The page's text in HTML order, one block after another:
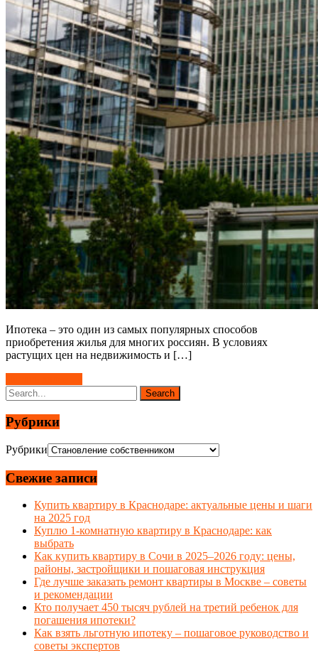
Ипотека – это один из самых популярных способов
приобретения жилья для многих россиян. В условиях
растущих цен на недвижимость и […]
Рубрики
Рубрики
Свежие записи
Купить квартиру в Краснодаре: актуальные цены и шаги
на 2025 год
Куплю 1-комнатную квартиру в Краснодаре: как
выбрать
Как купить квартиру в Сочи в 2025–2026 году: цены,
районы, застройщики и пошаговая инструкция
Где лучше заказать ремонт квартиры в Москве – советы
и рекомендации
Кто получает 450 тысяч рублей на третий ребенок для
погашения ипотеки?
Как взять льготную ипотеку – пошаговое руководство и
советы экспертов